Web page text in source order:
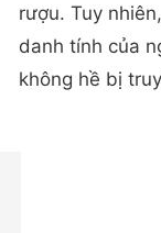
rượu. Tuy
danh tính của
không hề bị